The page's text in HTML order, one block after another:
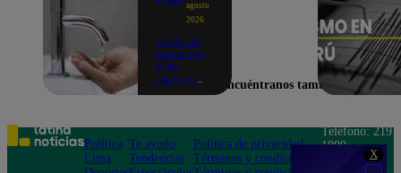
X
agosto
2026
Corte de
agua hoy,
8 de
agosto:
sin el
servicio de
Sedapal
Encuéntranos también en
Política
Lima
Te ayudo
Tendencias
Política de privacidad
Términos y condiciones
Teléfono: 219
1000